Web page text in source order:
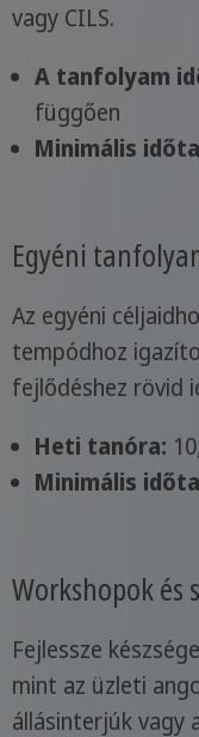
vagy CILS.
A tanfolyam
függően
Minimális
Egyéni
Az egyéni
tempódhoz
fejlődéshez rövid
Heti tanóra:
Minimális
Workshopok és
Fejlessze
mint az üzleti
állásinterjúk vagy